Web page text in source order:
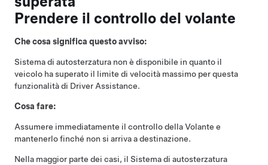
Prendere il controllo del volante
Che cosa significa questo avviso:
Sistema di autosterzatura non è disponibile in quanto il
veicolo ha superato il limite di velocità massimo per questa
funzionalità di Driver Assistance.
Cosa fare:
Assumere immediatamente il controllo dellaVolante e
mantenerlo finché non si arriva a destinazione.
Nella maggior parte dei casi, il Sistema di autosterzatura